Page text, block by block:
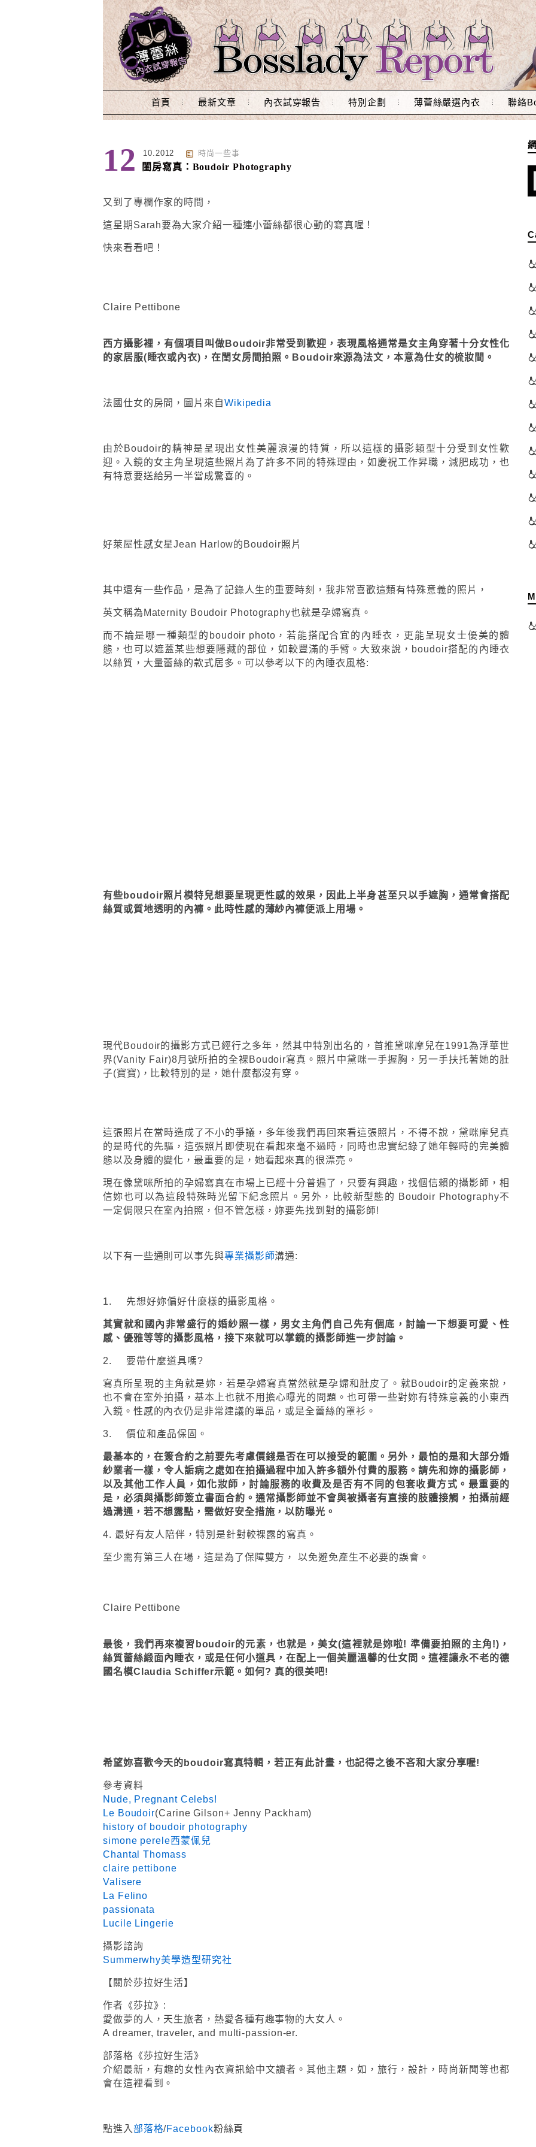
Main Menu
首頁 最新文章 內衣試穿報告 特別企劃 薄蕾絲嚴選內衣 聯絡
12 10.2012 時尚一些事
閨房寫真：Boudoir Photography
又到了專欄作家的時間，
這星期Sarah要為大家介紹一種連小蕾絲都很心動的寫真喔！
快來看看吧！
Claire Pettibone
西方攝影裡，有個項目叫做Boudoir非常受到歡迎，表現風格通常是女主角穿著十分女性化
的家居服(睡衣或內衣)，在閨女房間拍照。Boudoir來源為法文，本意為仕女的梳妝間。
法國仕女的房間，圖片來自Wikipedia
由於Boudoir的精神是呈現出女性美麗浪漫的特質，所以這樣的攝影類型十分受到女性歡
迎。入鏡的女主角呈現這些照片為了許多不同的特殊理由，如慶祝工作昇職，減肥成功，也
有特意要送給另一半當成驚喜的。
好萊屋性感女星Jean Harlow的Boudoir照片
其中還有一些作品，是為了記錄人生的重要時刻，我非常喜歡這類有特殊意義的照片，
英文稱為Maternity Boudoir Photography也就是孕婦寫真。
而不論是哪一種類型的boudoir photo，若能搭配合宜的內睡衣，更能呈現女士優美的體
態，也可以遮蓋某些想要隱藏的部位，如較豐滿的手臂。大致來說，boudoir搭配的內睡衣
以絲質，大量蕾絲的款式居多。可以參考以下的內睡衣風格:
有些boudoir照片模特兒想要呈現更性感的效果，因此上半身甚至只以手遮胸，通常會搭配
絲質或質地透明的內褲。此時性感的薄紗內褲便派上用場。
現代Boudoir的攝影方式已經行之多年，然其中特別出名的，首推黛咪摩兒在1991為浮華世
界(Vanity Fair)8月號所拍的全裸Boudoir寫真。照片中黛咪一手握胸，另一手扶托著她的肚
子(寶寶)，比較特別的是，她什麼都沒有穿。
這張照片在當時造成了不小的爭議，多年後我們再回來看這張照片，不得不說，黛咪摩兒真
的是時代的先驅，這張照片即使現在看起來毫不過時，同時也忠實紀錄了她年輕時的完美體
態以及身體的變化，最重要的是，她看起來真的很漂亮。
現在像黛咪所拍的孕婦寫真在市場上已經十分普遍了，只要有興趣，找個信賴的攝影師，相
信妳也可以為這段特殊時光留下紀念照片。另外，比較新型態的 Boudoir Photography不
一定侷限只在室內拍照，但不管怎樣，妳要先找到對的攝影師!
以下有一些通則可以事先與專業攝影師溝通:
1. 先想好妳偏好什麼樣的攝影風格。
其實就和國內非常盛行的婚紗照一樣，男女主角們自己先有個底，討論一下想要可愛、性
感、優雅等等的攝影風格，接下來就可以掌鏡的攝影師進一步討論。
2. 要帶什麼道具嗎?
寫真所呈現的主角就是妳，若是孕婦寫真當然就是孕婦和肚皮了。就Boudoir的定義來說，
也不會在室外拍攝，基本上也就不用擔心曝光的問題。也可帶一些對妳有特殊意義的小東西
入鏡。性感的內衣仍是非常建議的單品，或是全蕾絲的罩衫。
3. 價位和產品保固。
最基本的，在簽合約之前要先考慮價錢是否在可以接受的範圍。另外，最怕的是和大部分婚
紗業者一樣，令人詬病之處如在拍攝過程中加入許多額外付費的服務。請先和妳的攝影師，
以及其他工作人員，如化妝師，討論服務的收費及是否有不同的包套收費方式。最重要的
是，必須與攝影師簽立書面合約。通常攝影師並不會與被攝者有直接的肢體接觸，拍攝前經
過溝通，若不想露點，需做好安全措施，以防曝光。
4. 最好有友人陪伴，特別是針對較裸露的寫真。
至少需有第三人在場，這是為了保障雙方， 以免避免產生不必要的誤會。
Claire Pettibone
最後，我們再來複習boudoir的元素，也就是，美女(這裡就是妳啦! 準備要拍照的主角!)，
絲質蕾絲緞面內睡衣，或是任何小道具，在配上一個美麗溫馨的仕女間。這裡讓永不老的德
國名模Claudia Schiffer示範。如何? 真的很美吧!
希望妳喜歡今天的boudoir寫真特輯，若正有此計畫，也記得之後不吝和大家分享喔!
參考資料
Nude, Pregnant Celebs!
Le Boudoir(Carine Gilson+ Jenny Packham)
history of boudoir photography
simone perele西蒙佩兒
Chantal Thomass
claire pettibone
Valisere
La Felino
passionata
Lucile Lingerie
攝影諮詢
Summerwhy美學造型研究社
【關於莎拉好生活】
作者《莎拉》:
愛做夢的人，天生旅者，熱愛各種有趣事物的大女人。
A dreamer, traveler, and multi-passion-er.
部落格《莎拉好生活》
介紹最新，有趣的女性內衣資訊給中文讀者。其他主題，如，旅行，設計，時尚新聞等也都
會在這裡看到。
點進入 部落格/Facebook粉絲頁